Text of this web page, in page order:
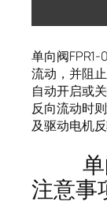
单向阀
流动，并阻
自动开启或
反向流动时
及驱动电机
单向
注意事